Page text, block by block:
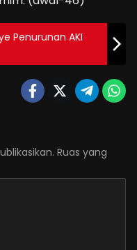
Penurunan AKI
Ruas yang